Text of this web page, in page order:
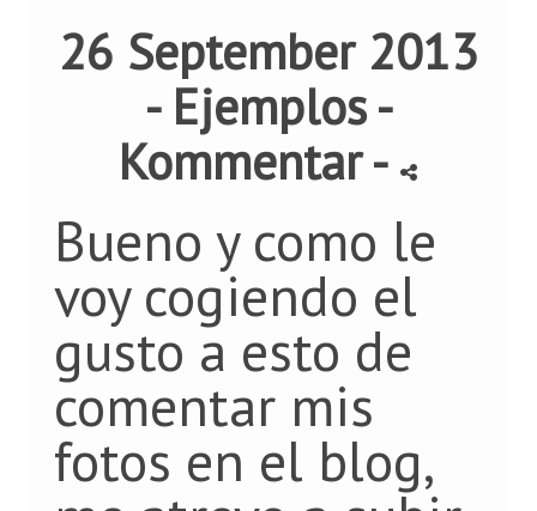
26 September 2013
- Ejemplos-
Kommentar-
Bueno y como le
voy cogiendo el
gusto a esto de
comentar mis
fotos en el blog,